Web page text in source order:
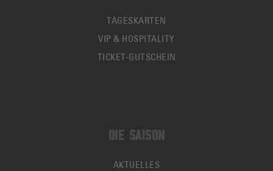
TAGESKARTEN
VIP & HOSPITALITY
TICKET-GUTSCHEIN
DIE SAISON
AKTUELLES